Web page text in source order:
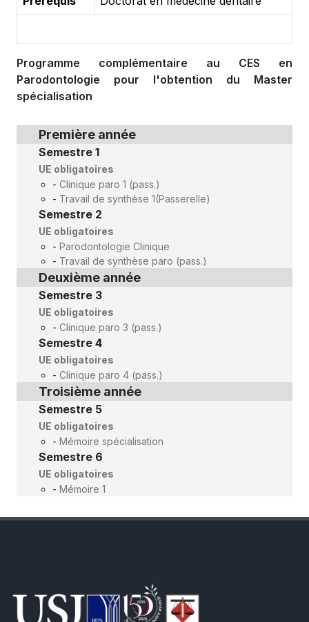
Programme complémentaire au CES en
Parodontologie pour l'obtention du Master
spécialisation
Première année
Semestre 1
UE obligatoires
- Clinique paro 1 (pass.)
- Travail de synthèse 1(Passerelle)
Semestre 2
UE obligatoires
- Parodontologie Clinique
- Travail de synthèse paro (pass.)
Deuxième année
Semestre 3
UE obligatoires
- Clinique paro 3 (pass.)
Semestre 4
UE obligatoires
- Clinique paro 4 (pass.)
Troisième année
Semestre 5
UE obligatoires
- Mémoire spécialisation
Semestre 6
UE obligatoires
- Mémoire 1